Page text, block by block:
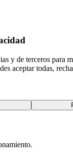
y de terceros para
aceptar todas,